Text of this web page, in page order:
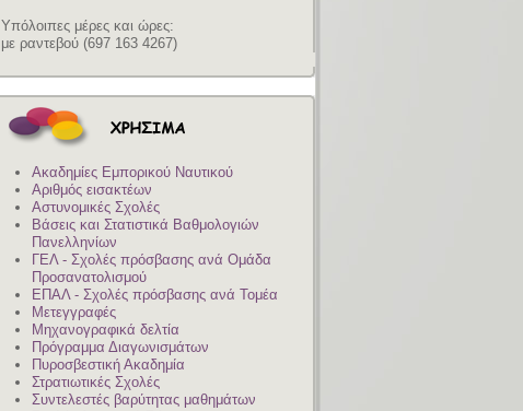
Υπόλοιπες μέρες και ώρες:
με ραντεβού (697 163 4267)
Ακαδημίες Εμπορικού Ναυτικού
Αριθμός εισακτέων
Αστυνομικές Σχολές
Βάσεις και Στατιστικά Βαθμολογιών
Πανελληνίων
ΓΕΛ - Σχολές πρόσβασης ανά Ομάδα
Προσανατολισμού
ΕΠΑΛ - Σχολές πρόσβασης ανά Τομέα
Μετεγγραφές
Μηχανογραφικά δελτία
Πρόγραμμα Διαγωνισμάτων
Πυροσβεστική Ακαδημία
Στρατιωτικές Σχολές
Συντελεστές βαρύτητας μαθημάτων